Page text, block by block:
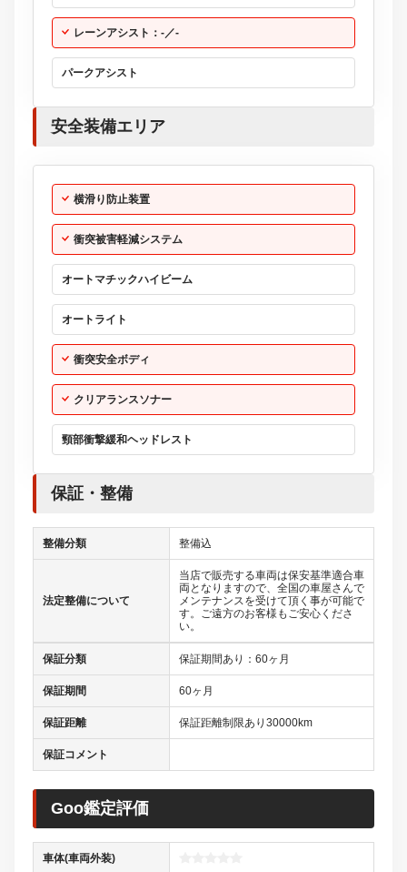
レーンアシスト：-／-
パークアシスト
安全装備エリア
横滑り防止装置
衝突被害軽減システム
オートマチックハイビーム
オートライト
衝突安全ボディ
クリアランスソナー
頸部衝撃緩和ヘッドレスト
保証・整備
整備分類 整備込
法定整備について
当店で販売する車両は保安基準適合車
両となりますので、全国の車屋さんで
メンテナンスを受けて頂く事が可能で
す。ご遠方のお客様もご安心くださ
い。
保証分類 保証期間あり：60ヶ月
保証期間 60ヶ月
保証距離 保証距離制限あり30000km
保証コメント
Goo鑑定評価
車体(車両外装)